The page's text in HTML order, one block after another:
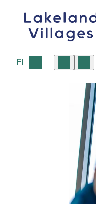
FI